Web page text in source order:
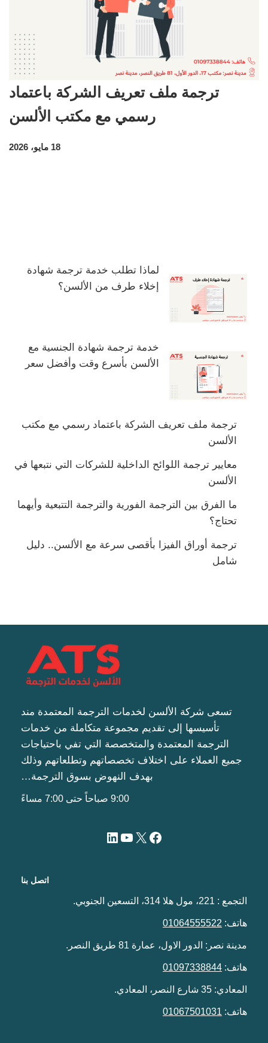
ترجمة ملف تعريف الشركة باعتماد
رسمي مع مكتب الألسن
18 مايو، 2026
لماذا تطلب خدمة ترجمة شهادة
إخلاء طرف من الألسن؟
خدمة ترجمة شهادة الجنسية مع
الألسن بأسرع وقت وأفضل سعر
ترجمة ملف تعريف الشركة باعتماد رسمي مع مكتب
الألسن
معايير ترجمة اللوائح الداخلية للشركات التي نتبعها في
الألسن
ما الفرق بين الترجمة الفورية والترجمة التتبعية وأيهما
تحتاج؟
ترجمة أوراق الفيزا بأقصى سرعة مع الألسن.. دليل
شامل
تسعى شركة الألسن لخدمات الترجمة المعتمدة مند
تأسيسها إلى تقديم مجموعة متكاملة من خدمات
الترجمة المعتمدة والمتخصصة التي تفي باحتياجات
جميع العملاء على اختلاف تخصصاتهم وتطلعاتهم وذلك
بهدف النهوض بسوق الترجمة…
اتصل بنا
التجمع : 221، مول هلا 314، التسعين الجنوبي.
هاتف: 01064555522
مدينة نصر: الدور الاول، عمارة 81 طريق النصر.
هاتف: 01097338844
المعادي: 35 شارع النصر، المعادي.
هاتف: 01067501031